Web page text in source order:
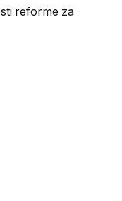
reforme za